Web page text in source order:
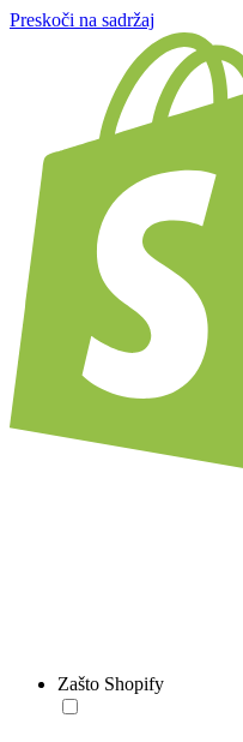
Preskoči na sadržaj
Zašto Shopify